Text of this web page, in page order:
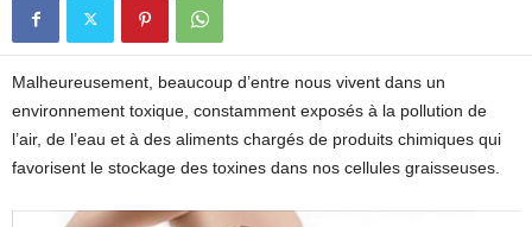
Malheureusement, beaucoup d’entre nous vivent dans un
environnement toxique, constamment exposés à la pollution de
l’air, de l’eau et à des aliments chargés de produits chimiques qui
favorisent le stockage des toxines dans nos cellules graisseuses.